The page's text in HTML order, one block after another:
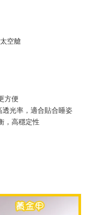
空艙
方便
光率，適合貼合睡姿
，高穩定性